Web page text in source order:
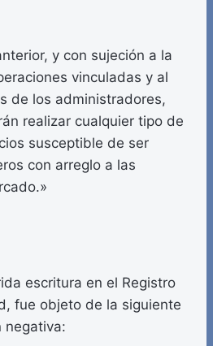
y con sujeción a la
vinculadas y al
de los administradores,
realizar cualquier tipo de
susceptible de ser
con arreglo a las
escritura en el Registro
fue objeto de la siguiente
negativa: